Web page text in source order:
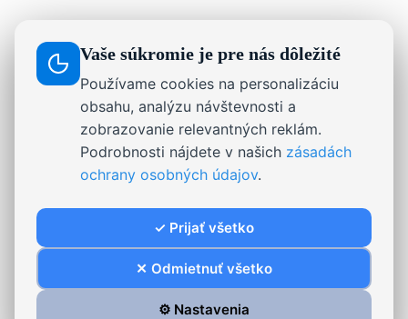
Ausis.sk
Formulár na odstúpenie od zmluvy
On-line chat
Reklamačný poriadok
Stabilizovaný mach.
Všeobecné obchodné podmienky
Vaše súkromie je pre nás dôležité
Používame cookies na personalizáciu
obsahu, analýzu návštevnosti a
zobrazovanie relevantných reklám.
Podrobnosti nájdete v našich zásadách
ochrany osobných údajov.
✓ Prijať všetko
✕ Odmietnuť všetko
⚙️ Nastavenia